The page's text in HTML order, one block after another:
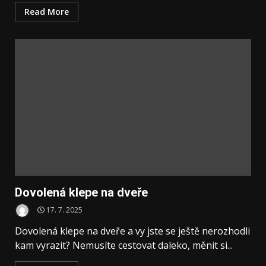
Read More
Dovolená klepe na dveře
17. 7. 2025
Dovolená klepe na dveře a vy jste se ještě nerozhodli
kam vyrazit? Nemusíte cestovat daleko, měnit si...